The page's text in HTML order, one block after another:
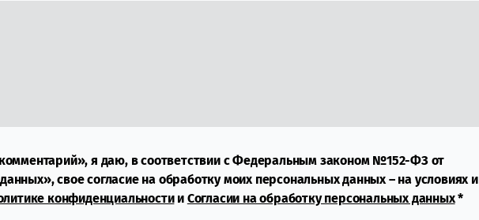
я даю, в соответствии с Федеральным законом №152-ФЗ от
свое согласие на обработку моих персональных данных – на условиях и
конфиденциальностии Согласии на обработку персональных данных*